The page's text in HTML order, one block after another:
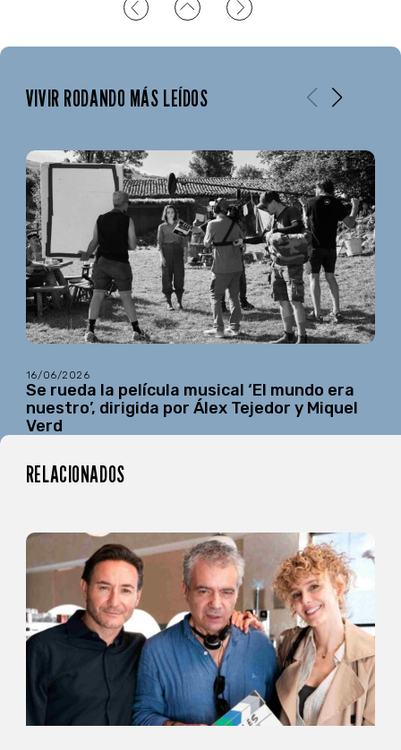
VIVIR RODANDO MÁS LEÍDOS
16/06/2026
Se rueda la película musical ‘El mundo era
nuestro’, dirigida por Álex Tejedor y Miquel
Verd
RELACIONADOS